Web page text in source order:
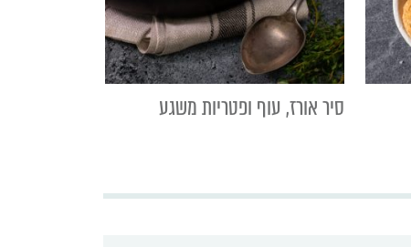
סיר אורז, עוף ופטריות משגע